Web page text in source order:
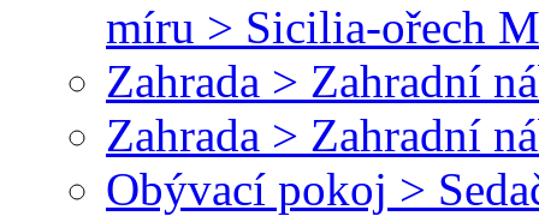
míru > Sicilia-ořech
Zahrada > Zahradní
Zahrada > Zahradní
Obývací pokoj >